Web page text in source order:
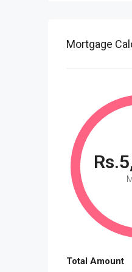
Mortgage
Total Amount